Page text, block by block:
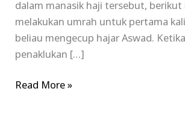
dalam manasik haji tersebut, berikut
melakukan umrah untuk pertama
beliau mengecup hajar Aswad.
penaklukan […]
Read More »